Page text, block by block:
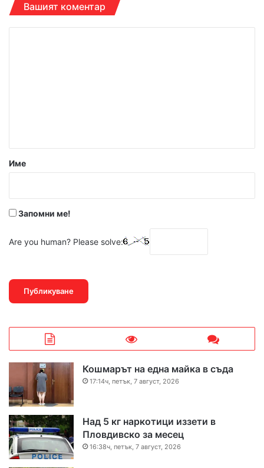
Вашият коментар
р
Име
Запомни ме!
Are you human? Please solve:
Кошмарът на една майка в съда
17:14ч, петък, 7 август, 2026
Над 5 кг наркотици иззети в
Пловдивско за месец
16:38ч, петък, 7 август, 2026